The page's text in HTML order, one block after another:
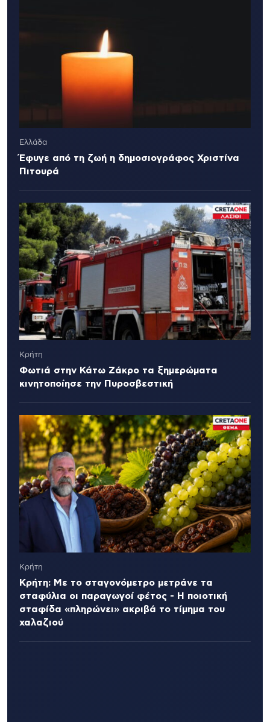
Ελλάδα
Έφυγε από τη ζωή η δημοσιογράφος Χριστίνα
Πιτουρά
Κρήτη
Φωτιά στην Κάτω Ζάκρο τα ξημερώματα
κινητοποίησε την Πυροσβεστική
Κρήτη
Κρήτη: Με το σταγονόμετρο μετράνε τα
σταφύλια οι παραγωγοί φέτος - Η ποιοτική
σταφίδα «πληρώνει» ακριβά το τίμημα του
χαλαζιού